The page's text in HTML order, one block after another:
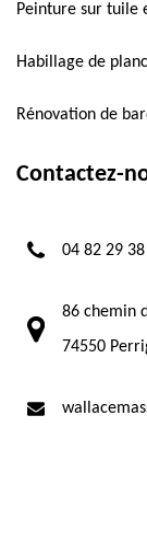
Peinture sur tuile
Habillage de
Rénovation de
Contactez-
04 82 29
86 chemin
74550